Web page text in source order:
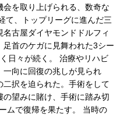
を取り上げられる、数奇な
て、トップリーグに進んだ三
古屋ダイヤモンドドルフィ
首のケガに見舞われた3シー
日々が続く。 治療やリハビ
一向に回復の兆しが見られ
択を迫られた。手術をして
望みに賭け、手術に踏み切
ムで復帰を果たす。 当時の